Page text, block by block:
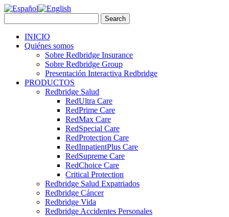
INICIO
Quiénes somos
Sobre Redbridge Insurance
Sobre Redbridge Group
Presentación Interactiva Redbridge
PRODUCTOS
Redbridge Salud
RedUltra Care
RedPrime Care
RedMax Care
RedSpecial Care
RedProtection Care
RedInpatientPlus Care
RedSupreme Care
RedChoice Care
Critical Protection
Redbridge Salud Expatriados
Redbridge Cáncer
Redbridge Vida
Redbridge Accidentes Personales